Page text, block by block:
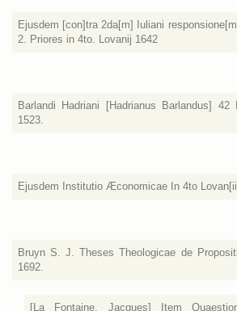
Ejusdem [con]tra 2da[m] Iuliani
2. Priores in 4to. Lovanij 1642
Barlandi Hadriani [Hadrianus Barlandus]
1523.
Ejusdem Institutio Æconomicae In 4to
Bruyn S. J. Theses Theologicae de
1692.
[La Fontaine, Jacques] Item